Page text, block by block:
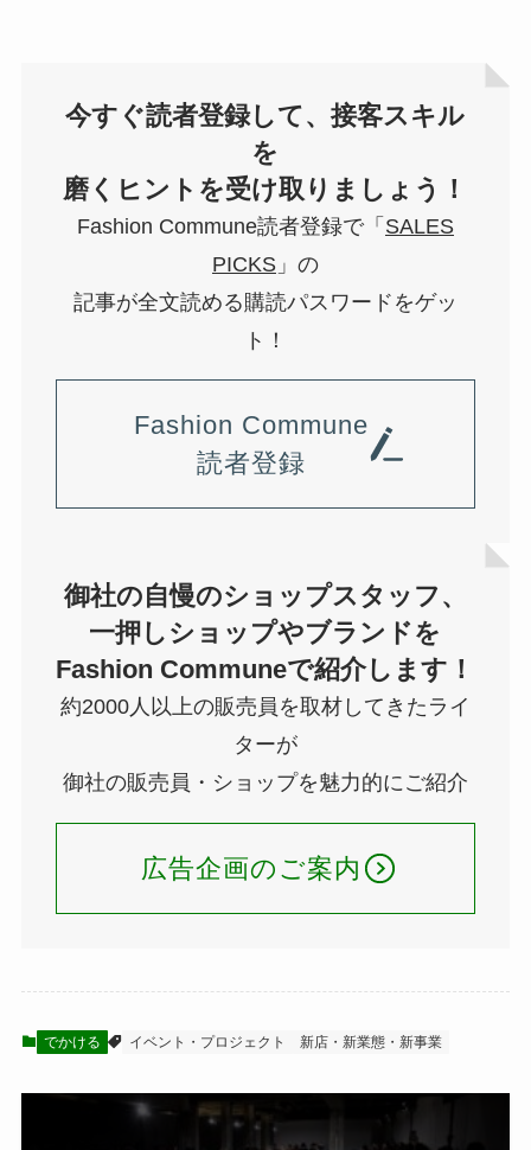
今すぐ読者登録して、接客スキル
を
磨くヒントを受け取りましょう！
Fashion Commune読者登録で「 SALES
PICKS」の
記事が全文読める購読パスワードをゲッ
ト！
Fashion Commune
読者登録
御社の自慢のショップスタッフ、
一押しショップやブランドを
Fashion Communeで紹介します！
約2000人以上の販売員を取材してきたライ
ターが
御社の販売員・ショップを魅力的にご紹介
広告企画のご案内
でかける イベント・プロジェクト 新店・新業態・新事業